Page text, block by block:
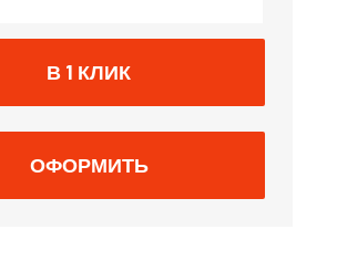
В 1 КЛИК
ОФОРМИТЬ